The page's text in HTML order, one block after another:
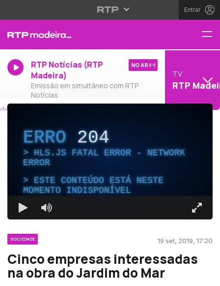
Entrar
RTP Notícias (RTP
Madeira)
Emissão em simultâneo com RTP
Notícias
NO AR
TV
RTP
ERRO204
HLS.JS FATAL ERROR - NETWORK
ERROR
ESTE CONTEÚDO ESTÁ NESTE
MOMENTO INDISPONÍVEL
SOCIEDADE 19 set, 2019, 17:20
Cinco empresas interessadas
na obra do Jardim do Mar